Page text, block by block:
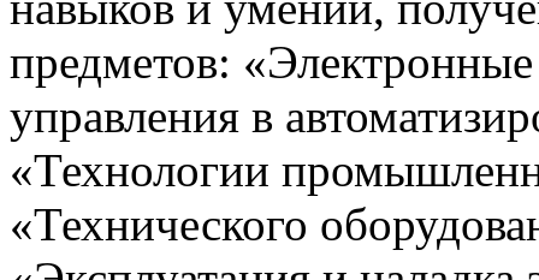
предметов:
управления в
«Технологии
«Технического